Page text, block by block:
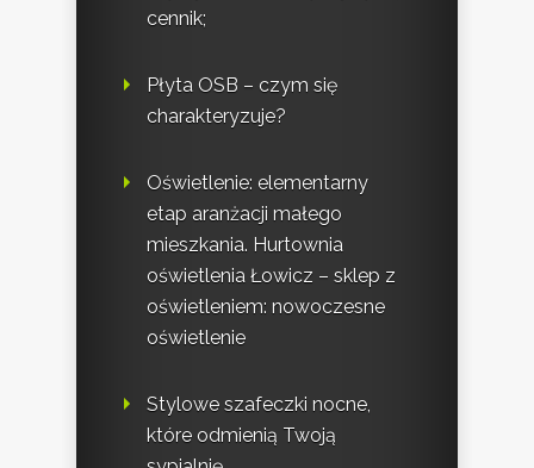
cennik;
Płyta OSB – czym się
charakteryzuje?
Oświetlenie: elementarny
etap aranżacji małego
mieszkania. Hurtownia
oświetlenia Łowicz – sklep z
oświetleniem: nowoczesne
oświetlenie
Stylowe szafeczki nocne,
które odmienią Twoją